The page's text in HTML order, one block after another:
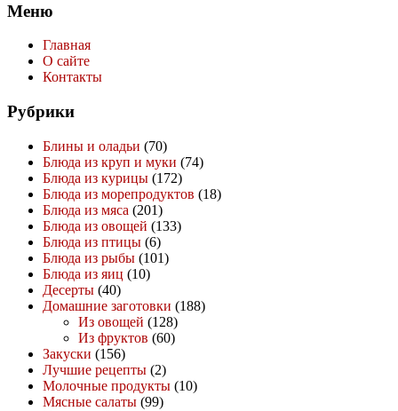
Меню
Главная
О сайте
Контакты
Рубрики
Блины и оладьи (70)
Блюда из круп и муки (74)
Блюда из курицы (172)
Блюда из морепродуктов (18)
Блюда из мяса (201)
Блюда из овощей (133)
Блюда из птицы (6)
Блюда из рыбы (101)
Блюда из яиц (10)
Десерты (40)
Домашние заготовки (188)
Из овощей (128)
Из фруктов (60)
Закуски (156)
Лучшие рецепты (2)
Молочные продукты (10)
Мясные салаты (99)